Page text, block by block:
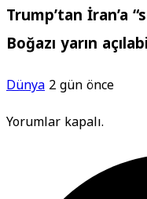
Trump’tan İran’a
Boğazı yarın
Dünya2 gün önce
Yorumlar kapalı.